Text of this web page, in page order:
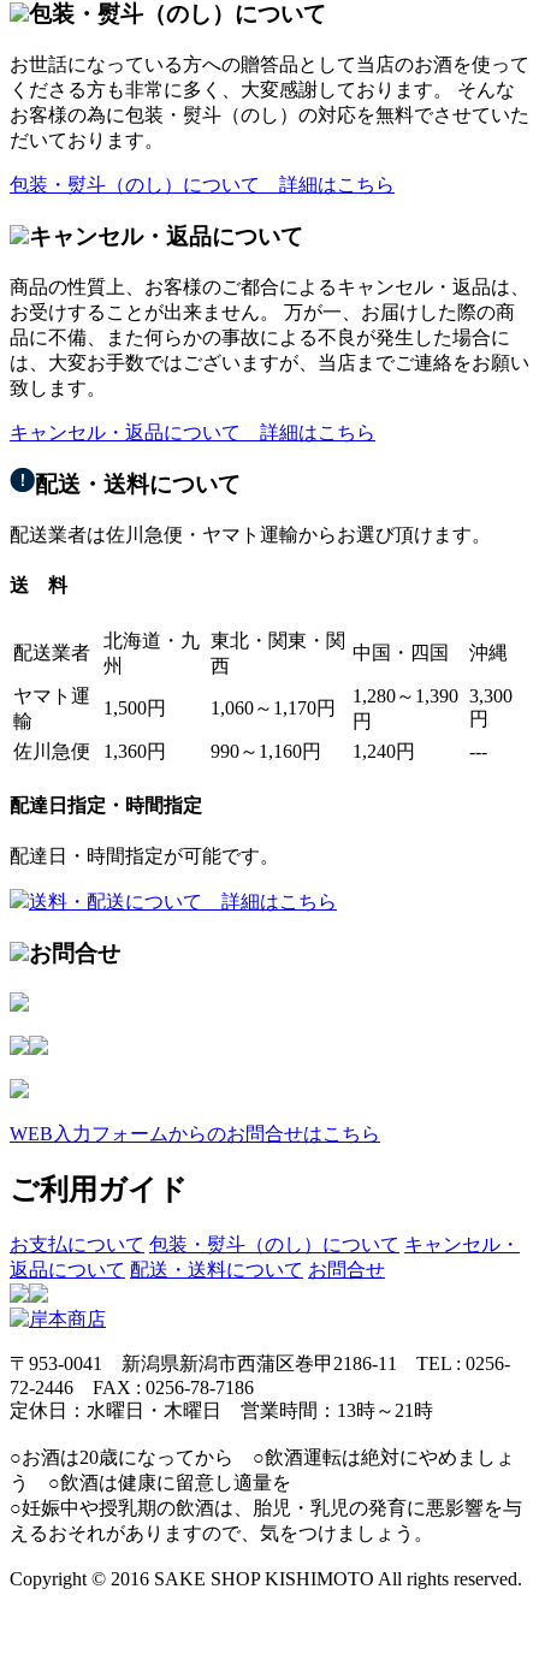
包装・熨斗（のし）について
お世話になっている方への贈答品として当店のお酒を使って
くださる方も非常に多く、大変感謝しております。 そんな
お客様の為に包装・熨斗（のし）の対応を無料でさせていた
だいております。
包装・熨斗（のし）について 詳細はこちら
キャンセル・返品について
商品の性質上、お客様のご都合によるキャンセル・返品は、
お受けすることが出来ません。 万が一、お届けした際の商
品に不備、また何らかの事故による不良が発生した場合に
は、大変お手数ではございますが、当店までご連絡をお願い
致します。
キャンセル・返品について 詳細はこちら
配送・送料について
配送業者は佐川急便・ヤマト運輸からお選び頂けます。
送 料
配送業者
北海道・九
州
東北・関東・関
西
中国・四国 沖縄
ヤマト運
輸
1,500円 1,060～1,170円
1,280～1,390
円
3,300
円
佐川急便
1,360円 990～1,160円 1,240円 ---
配達日指定・時間指定
配達日・時間指定が可能です。
送料・配送について 詳細はこちら
お問合せ
WEB入力フォームからのお問合せはこちら
ご利用ガイド
お支払について 包装・熨斗（のし）について キャンセル・
返品について 配送・送料について お問合せ
〒953-0041 新潟県新潟市西蒲区巻甲2186-11 TEL : 0256-
72-2446 FAX : 0256-78-7186
定休日：水曜日・木曜日 営業時間：13時～21時
○お酒は20歳になってから ○飲酒運転は絶対にやめましょ
う ○飲酒は健康に留意し適量を
○妊娠中や授乳期の飲酒は、胎児・乳児の発育に悪影響を与
えるおそれがありますので、気をつけましょう。
Copyright © 2016 SAKE SHOP KISHIMOTO All rights reserved.